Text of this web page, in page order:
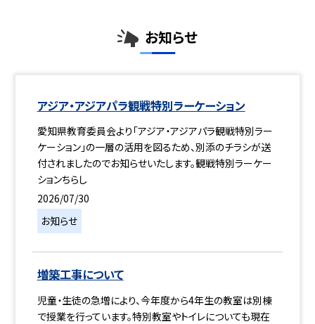
お知らせ
アジア・アジアパラ観戦特別ラーケーション
愛知県教育委員会より「アジア・アジアパラ観戦特別ラー
ケーション」の一層の活用を図るため、別添のチラシが送
付されましたのでお知らせいたします。観戦特別ラーケー
ションちらし
2026/07/30
お知らせ
増築工事について
児童・生徒の急増により、今年度から4年生の教室は別棟
で授業を行っています。特別教室やトイレについても現在